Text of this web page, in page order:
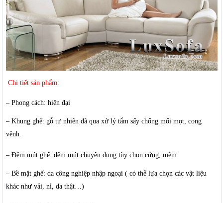
Chi tiết sản phẩm:
– Phong cách: hiện đại
– Khung ghế: gỗ tự nhiên đã qua xử lý tẩm sấy chống mối mọt, cong
vênh.
– Đệm mút ghế: đệm mút chuyên dụng tùy chọn cứng, mềm
– Bề mặt ghế: da công nghiệp nhập ngoại ( có thể lựa chọn các vật liệu
khác như vải, nỉ, da thật…)